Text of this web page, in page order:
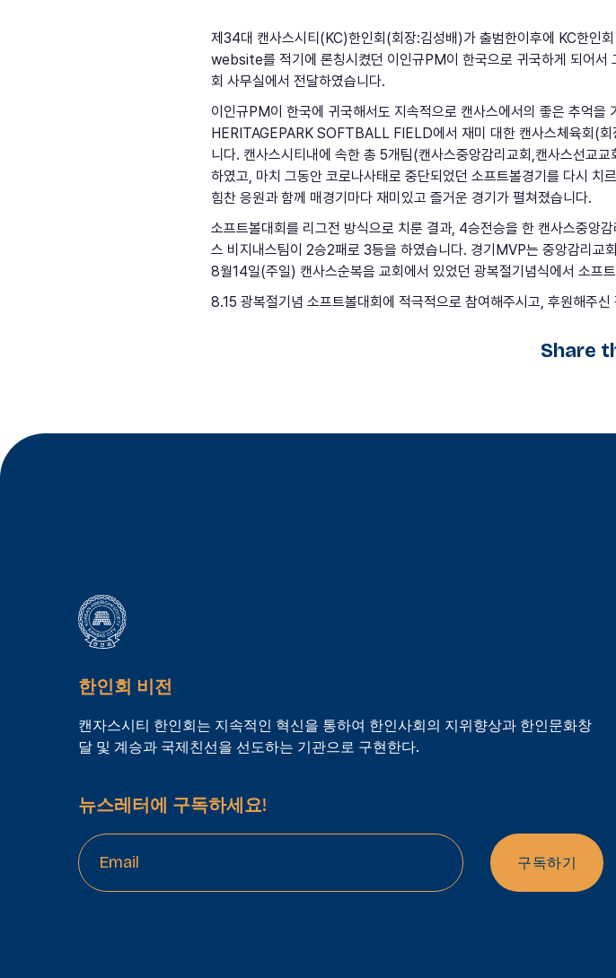
제34대 캔사스시티(KC)한인회(회장:김성배)가 출범한이후에 KC한
website를 적기에 론칭시켰던 이인규PM이 한국으로 귀국하게 되어서
회 사무실에서 전달하였습니다.
이인규PM이 한국에 귀국해서도 지속적으로 캔사스에서의 좋은 추억
HERITAGEPARK SOFTBALL FIELD에서 재미 대한 캔사스체육회(회
니다. 캔사스시티내에 속한 총 5개팀(캔사스중앙감리교회,캔사스선교
하였고, 마치 그동안 코로나사태로 중단되었던 소프트볼경기를 다시 치
힘찬 응원과 함께 매경기마다 재미있고 즐거운 경기가 펼쳐졌습니다.
소프트볼대회를 리그전 방식으로 치룬 결과, 4승전승을 한 캔사스중앙
스 비지내스팀이 2승2패로 3등을 하였습니다. 경기MVP는 중앙감리교
8월14일(주일) 캔사스순복음 교회에서 있었던 광복절기념식에서 소프
8.15 광복절기념 소프트볼대회에 적극적으로 참여해주시고, 후원해주
Share
한인회 비전
캔자스시티 한인회는 지속적인 혁신을 통하여 한인사회의 지위향상과 한인문화창
달 및 계승과 국제친선을 선도하는 기관으로 구현한다.
뉴스레터에 구독하세요!